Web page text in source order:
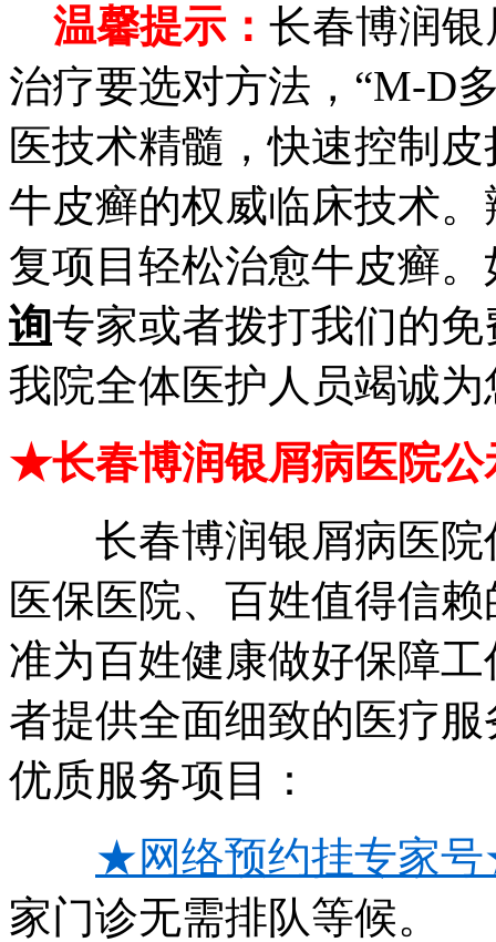
温馨提示： 长春博润
治疗要选对方法，“M-D
医技术精髓，快速控制
牛皮癣的权威临床技术
复项目轻松治愈牛皮癣
询专家或者拨打我们的
我院全体医护人员竭诚
★长春博润银屑病医院
长春博润银屑病医院
医保医院、百姓值得信
准为百姓健康做好保障
者提供全面细致的医疗
优质服务项目：
★网络预约挂专家
家门诊无需排队等候。